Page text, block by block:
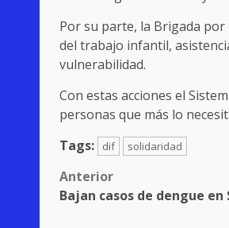
Por su parte, la Brigada
del trabajo infantil,
vulnerabilidad.
Con estas acciones el
personas que más lo
Tags:
dif solidaridad
Post
navigation
Anterior
Bajan casos de dengue